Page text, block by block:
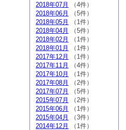
2018年07月
（4件）
2018年06月
（5件）
2018年05月
（1件）
2018年04月
（5件）
2018年02月
（1件）
2018年01月
（1件）
2017年12月
（1件）
2017年11月
（4件）
2017年10月
（1件）
2017年08月
（2件）
2017年07月
（5件）
2015年07月
（2件）
2015年06月
（1件）
2015年04月
（3件）
2014年12月
（1件）